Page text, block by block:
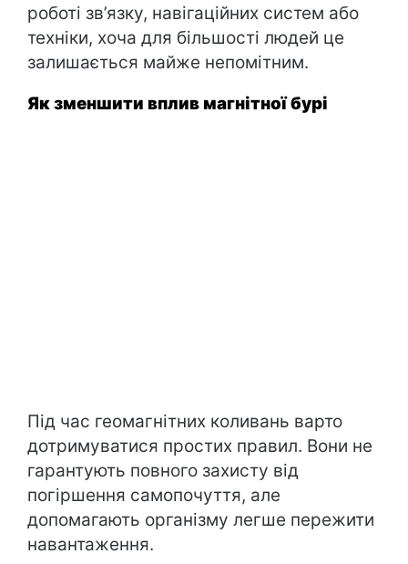
роботі зв’язку, навігаційних систем або
техніки, хоча для більшості людей це
залишається майже непомітним.
Як зменшити вплив магнітної бурі
Під час геомагнітних коливань варто
дотримуватися простих правил. Вони не
гарантують повного захисту від
погіршення самопочуття, але
допомагають організму легше пережити
навантаження.